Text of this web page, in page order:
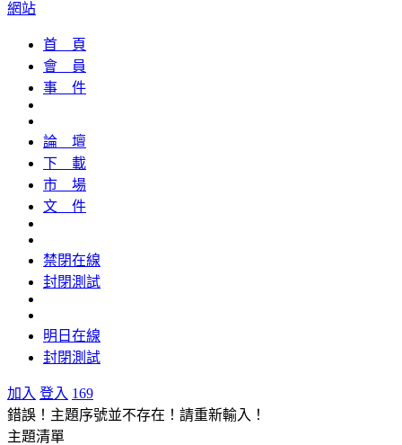
網站
首 頁
會 員
事 件
論 壇
下 載
市 場
文 件
禁閉在線
封閉測試
明日在線
封閉測試
加入 登入 169
錯誤！主題序號並不存在！請重新輸入！
主題清單